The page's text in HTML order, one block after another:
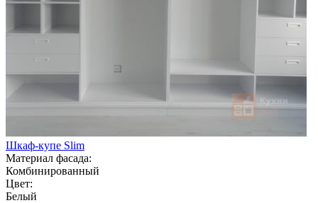
Шкаф-купе Slim
Материал фасада:
Комбинированный
Цвет:
Белый